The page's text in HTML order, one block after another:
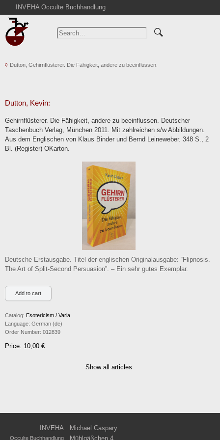
INVEHA Occulte Buchhandlung
Home
Advanced Search
Cart
Contact
Terms
Dutton, Gehirnflüsterer. Die Fähigkeit, andere zu beeinflussen.
Dutton, Kevin:
Gehirnflüsterer. Die Fähigkeit, andere zu beeinflussen. Deutscher
Taschenbuch Verlag, München 2011. Mit zahlreichen s/w Abbildungen.
Aus dem Englischen von Klaus Binder und Bernd Leineweber. 348 S., 2
Bl. (Register) OKarton.
Deutsche Erstausgabe. Titel der englischen Originalausgabe: “Flipnosis.
The Art of Split-Second Persuasion”. – Ein sehr gutes Exemplar.
Catalog: Esotericism / Varia
Language: German (de)
Order Number: 012839
Price: 10,00 €
Show all articles
INVEHA Michael Caspary
Occulte Buchhandlung Mühlgäßchen 4